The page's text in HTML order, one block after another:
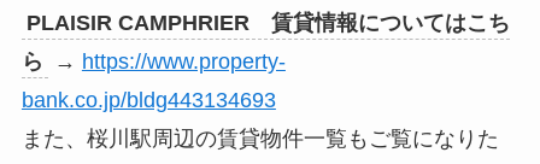
PLAISIR CAMPHRIER 賃貸情報についてはこち
ら
→ https://www.property-
bank.co.jp/bldg443134693
また、桜川駅周辺の賃貸物件一覧もご覧になりた